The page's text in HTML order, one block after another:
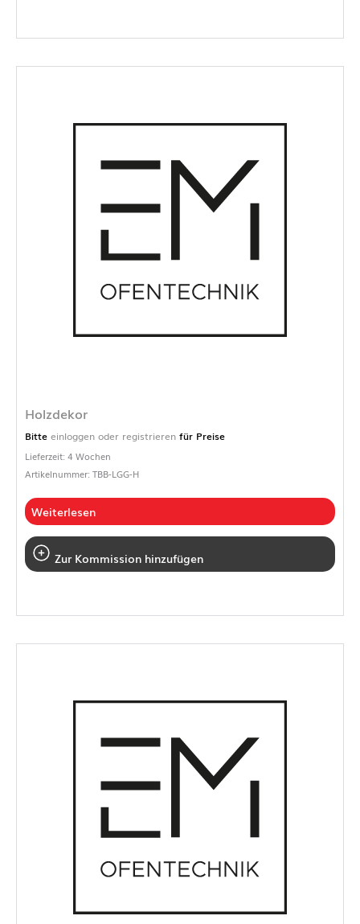
Holzdekor
Bitte einloggen oder registrieren für Preise
Lieferzeit: 4 Wochen
Artikelnummer: TBB-LGG-H
Weiterlesen
Zur Kommission hinzufügen